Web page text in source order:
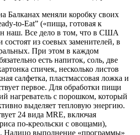
Балканах меняли коробку своих
to-Eat” («пища, готовая к
наш. Все дело в том, что в США
из соевых заменителей, в
При этом в каждом
есть напиток, соль, две
спичек, несколько листов
салфетка, пластмассовая ложка и
первое. Для обработки пищи
нагреватель с порошком, который
выделяет тепловую энергию.
24 вида MRE, включая
по-креольски с овощами),
Налицо выполнение «программы»